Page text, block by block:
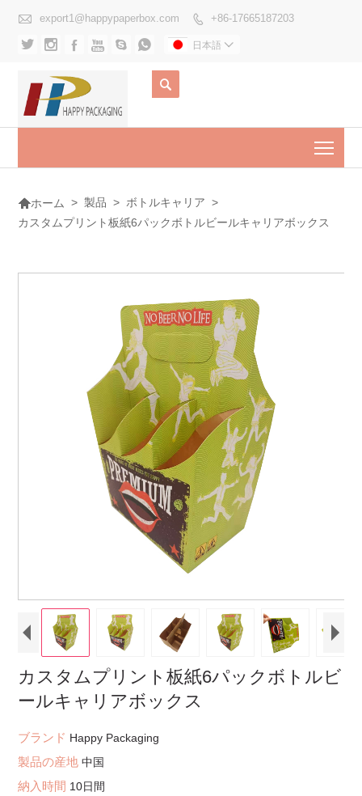
 export1@happypaperbox.com  +86-17665187203
      日本語 

ホーム > 製品 > ボトルキャリア >
カスタムプリント板紙6パックボトルビールキャリアボックス
カスタムプリント板紙6パックボトルビ
ールキャリアボックス
ブランド Happy Packaging
製品の産地中国
納入時間 10日間